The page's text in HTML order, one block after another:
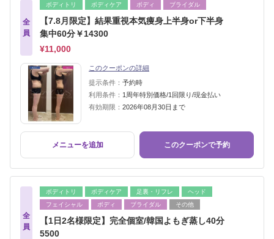
全
員
ボディトリ ボディケア ボディ ブライダル
【7.8月限定】結果重視本気痩身上半身or下半身
集中60分￥14300
¥11,000
このクーポンの詳細
提示条件： 予約時
利用条件： 1周年特別価格/1回限り/現金払い
有効期限： 2026年08月30日まで
メニューを追加 このクーポンで予約
全
員
ボディトリ ボディケア 足裏・リフレ
ヘッド
フェイシャル
ボディ ブライダル その他
【1日2名様限定】完全個室/韓国よもぎ蒸し40分
5500